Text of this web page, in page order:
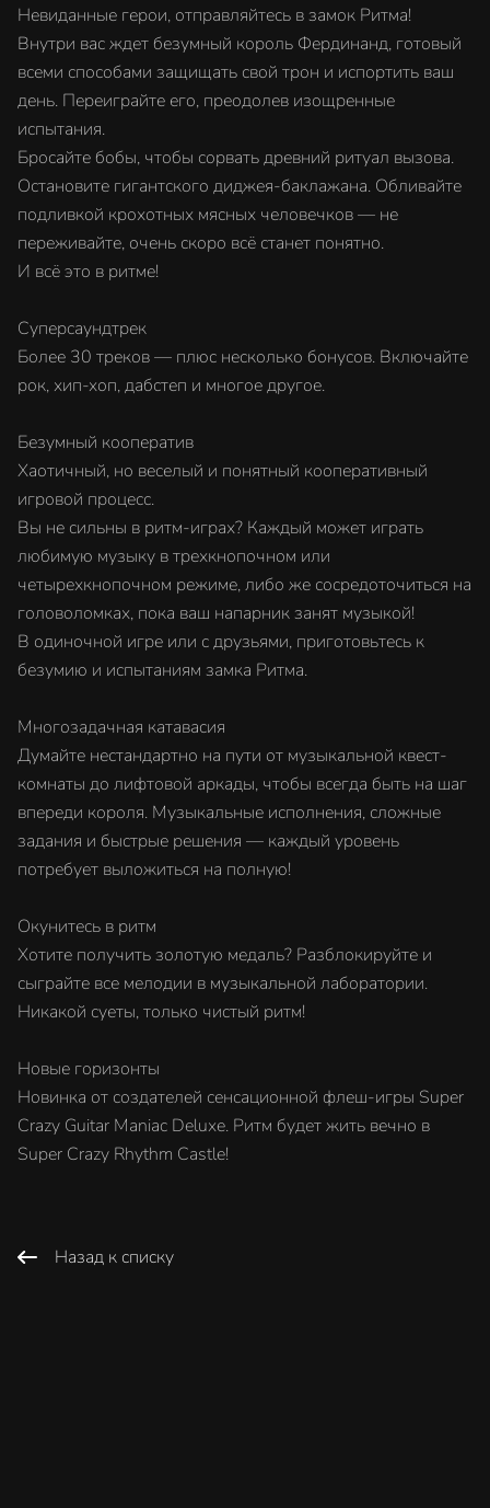
Невиданные герои, отправляйтесь в замок Ритма!
Внутри вас ждет безумный король Фердинанд, готовый
всеми способами защищать свой трон и испортить ваш
день. Переиграйте его, преодолев изощренные
испытания.
Бросайте бобы, чтобы сорвать древний ритуал вызова.
Остановите гигантского диджея-баклажана. Обливайте
подливкой крохотных мясных человечков — не
переживайте, очень скоро всё станет понятно.
И всё это в ритме!
Суперсаундтрек
Более 30 треков — плюс несколько бонусов. Включайте
рок, хип-хоп, дабстеп и многое другое.
Безумный кооператив
Хаотичный, но веселый и понятный кооперативный
игровой процесс.
Вы не сильны в ритм-играх? Каждый может играть
любимую музыку в трехкнопочном или
четырехкнопочном режиме, либо же сосредоточиться на
головоломках, пока ваш напарник занят музыкой!
В одиночной игре или с друзьями, приготовьтесь к
безумию и испытаниям замка Ритма.
Многозадачная катавасия
Думайте нестандартно на пути от музыкальной квест-
комнаты до лифтовой аркады, чтобы всегда быть на шаг
впереди короля. Музыкальные исполнения, сложные
задания и быстрые решения — каждый уровень
потребует выложиться на полную!
Окунитесь в ритм
Хотите получить золотую медаль? Разблокируйте и
сыграйте все мелодии в музыкальной лаборатории.
Никакой суеты, только чистый ритм!
Новые горизонты
Новинка от создателей сенсационной флеш-игры Super
Crazy Guitar Maniac Deluxe. Ритм будет жить вечно в
Super Crazy Rhythm Castle!
Назад к списку